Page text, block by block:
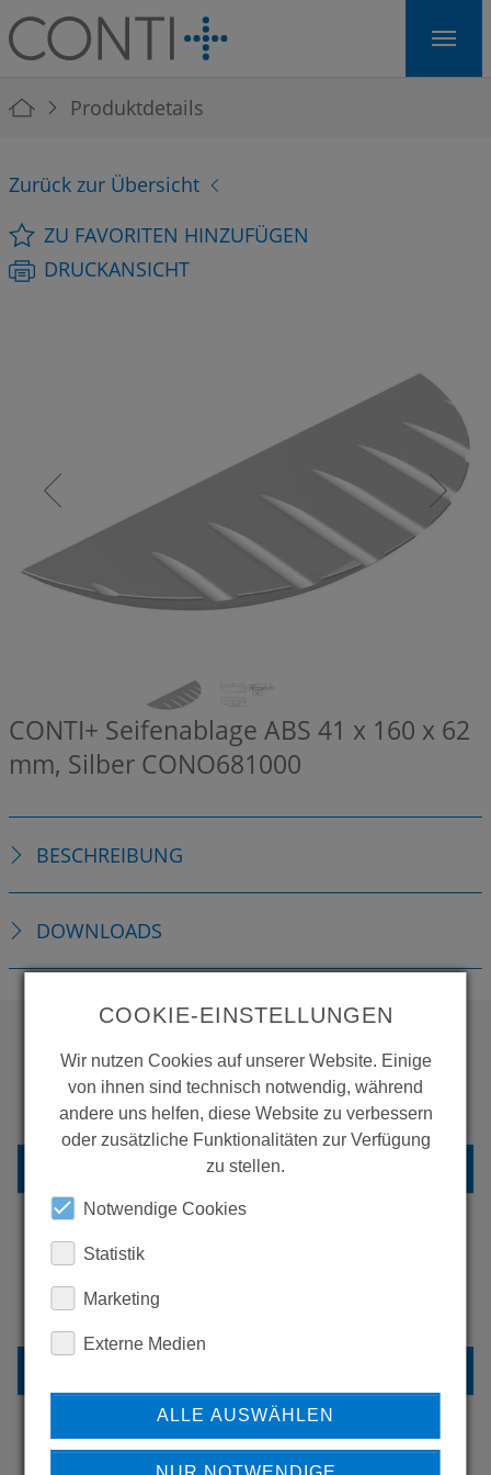
Skip to main navigation
Skip to main content
Skip to page footer
You are here:
Produktdetails
Zurück zur Übersicht
ZU FAVORITEN HINZUFÜGEN
DRUCKANSICHT
CONTI+ Seifenablage ABS 41 x 160 x 62
mm, Silber CONO681000
BESCHREIBUNG
DOWNLOADS
WOLLEN SIE MEHR
PRODUKTE SEHEN?
ZURÜCK ZUR ÜBERSICHT
UNSERE REFERENZEN
COOKIE-EINSTELLUNGEN
Wir nutzen Cookies auf unserer Website. Einige
von ihnen sind technisch notwendig, während
andere uns helfen, diese Website zu verbessern
oder zusätzliche Funktionalitäten zur Verfügung
zu stellen.
Notwendige Cookies
Statistik
Marketing
Externe Medien
ALLE AUSWÄHLEN